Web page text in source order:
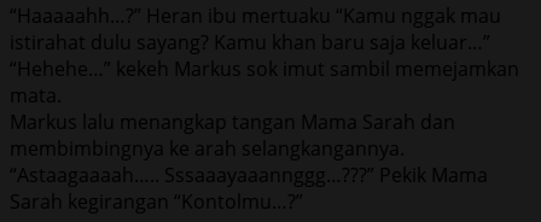
“Haaaaahh…?” Heran ibu mertuaku “Kamu nggak mau
istirahat dulu sayang? Kamu khan baru saja keluar…”
“Hehehe…” kekeh Markus sok imut sambil memejamkan
mata.
Markus lalu menangkap tangan Mama Sarah dan
membimbingnya ke arah selangkangannya.
“Astaagaaaah….. Sssaaayaaannggg…???” Pekik Mama
Sarah kegirangan “Kontolmu…?”